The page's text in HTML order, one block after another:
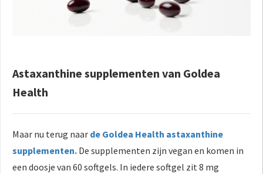
Astaxanthine supplementen van Goldea
Health
Maar nu terug naar de Goldea Health astaxanthine
supplementen. De supplementen zijn vegan en komen in
een doosje van 60 softgels. In iedere softgel zit 8 mg